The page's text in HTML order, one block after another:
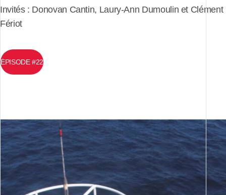
Invités : Donovan Cantin, Laury-Ann Dumoulin et Clément
Fériot
ÉPISODE #22